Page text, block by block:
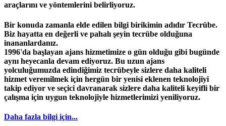
araçlarını ve yöntemlerini belirliyoruz.
Bir konuda zamanla elde edilen bilgi birikimin adıdır Tecrübe.
Biz hayatta en değerli ve pahalı şeyin tecrübe olduğuna
inananlardanız.
1996'da başlayan ajans hizmetimize o gün olduğu gibi bugünde
aynı heyecanla devam ediyoruz. Bu uzun ajans
yolculuğumuzda edindiğimiz tecrübeyle sizlere daha kaliteli
hizmet veremilmek için hergün bir yenisi eklenen teknolojiyi
takip ediyor ve seçici davranarak sizlere daha kaliteli keyifli bir
çalışma için uygun teknolojiyle hizmetlerimizi yeniliyoruz.
Daha fazla bilgi için...